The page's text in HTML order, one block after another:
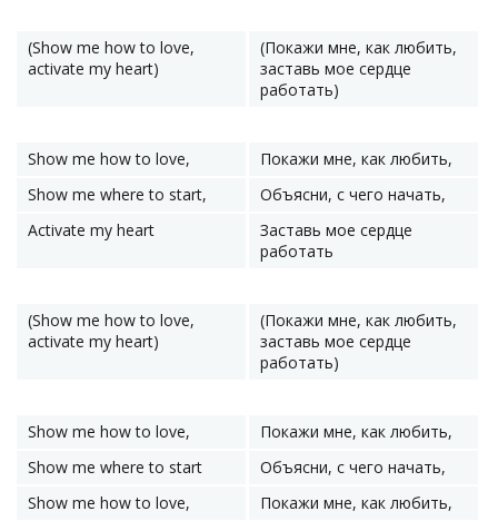
(Show me how to love,
activate my heart)
(Покажи мне, как любить,
заставь мое сердце
работать)
Show me how to love,
Покажи мне, как любить,
Show me where to start,
Объясни, с чего начать,
Activate my heart
Заставь мое сердце
работать
(Show me how to love,
activate my heart)
(Покажи мне, как любить,
заставь мое сердце
работать)
Show me how to love,
Покажи мне, как любить,
Show me where to start
Объясни, с чего начать,
Show me how to love,
Покажи мне, как любить,